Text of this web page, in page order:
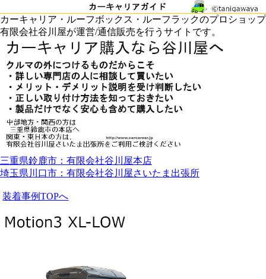
カーキャリア・ルーフボックス・ルーフラックのプロショップ
有限会社谷川屋が運営/通信販売を行うサイトです。
三重県鈴鹿市：有限会社谷川屋本店
埼玉県川口市：有限会社谷川屋さいたま出張所
装着事例TOPへ